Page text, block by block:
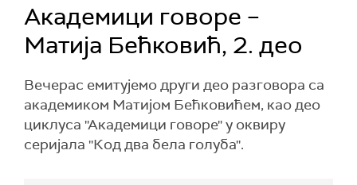
Академици говоре –
Матија Бећковић, 2. део
Вечерас емитујемо други део разговора са
академиком Матијом Бећковићем, као део
циклуса ''Академици говоре'' у оквиру
серијала ''Код два бела голуба''.